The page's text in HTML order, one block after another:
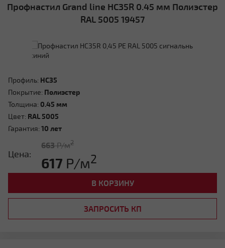
Профнастил Grand line HC35R 0.45 мм Полиэстер
RAL 5005 19457
Профиль: HC35
Покрытие: Полиэстер
Толщина: 0.45 мм
Цвет: RAL 5005
Гарантия: 10 лет
Цена:
663Р/м2
617 Р/м2
В КОРЗИНУ
ЗАПРОСИТЬ КП